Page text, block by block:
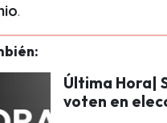
.
Última Hora|
voten en